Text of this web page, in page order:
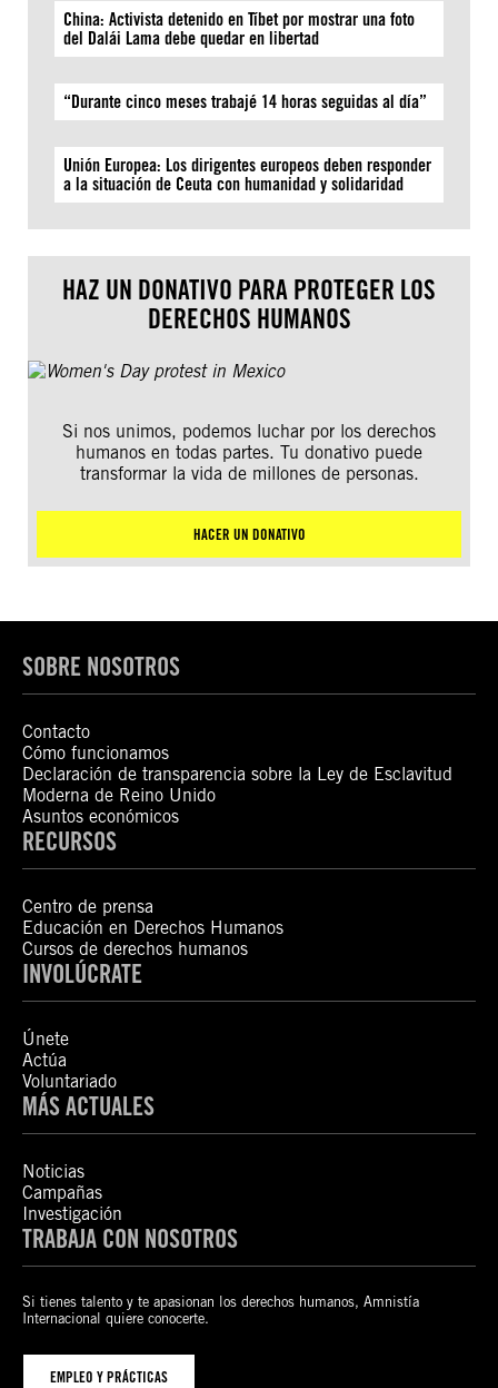
China: Activista detenido en Tíbet por mostrar una foto
del Dalái Lama debe quedar en libertad
“Durante cinco meses trabajé 14 horas seguidas al día”
Unión Europea: Los dirigentes europeos deben responder
a la situación de Ceuta con humanidad y solidaridad
HAZ UN DONATIVO PARA PROTEGER LOS
DERECHOS HUMANOS
Si nos unimos, podemos luchar por los derechos
humanos en todas partes. Tu donativo puede
transformar la vida de millones de personas.
HACER UN DONATIVO
SOBRE NOSOTROS
Contacto
Cómo funcionamos
Declaración de transparencia sobre la Ley de Esclavitud
Moderna de Reino Unido
Asuntos económicos
RECURSOS
Centro de prensa
Educación en Derechos Humanos
Cursos de derechos humanos
INVOLÚCRATE
Únete
Actúa
Voluntariado
MÁS ACTUALES
Noticias
Campañas
Investigación
TRABAJA CON NOSOTROS
Si tienes talento y te apasionan los derechos humanos, Amnistía
Internacional quiere conocerte.
EMPLEO Y PRÁCTICAS